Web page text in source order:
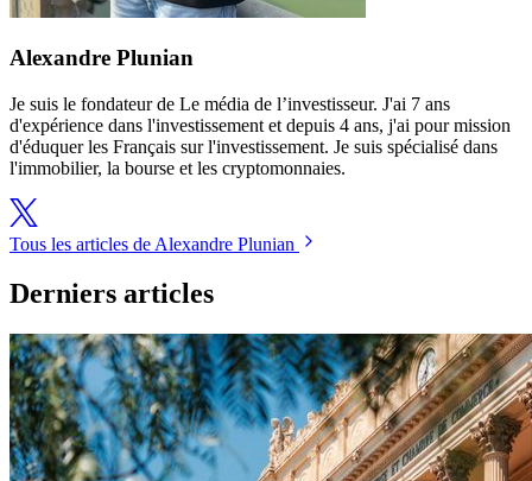
Alexandre Plunian
Je suis le fondateur de Le média de l’investisseur. J'ai 7 ans
d'expérience dans l'investissement et depuis 4 ans, j'ai pour mission
d'éduquer les Français sur l'investissement. Je suis spécialisé dans
l'immobilier, la bourse et les cryptomonnaies.
Tous les articles de Alexandre Plunian
Derniers articles